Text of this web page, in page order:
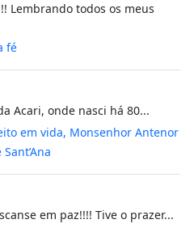
!! Lembrando todos os meus
fé
Acari, onde nasci há 80...
em vida, Monsenhor Antenor
em paz!!!! Tive o prazer...